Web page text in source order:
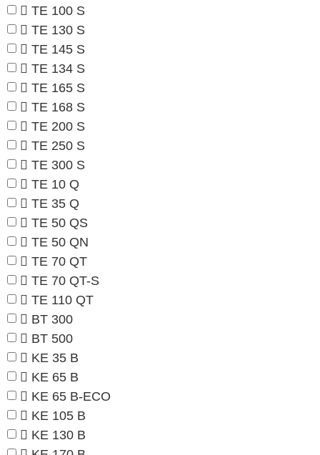
TE 100 S
TE 130 S
TE 145 S
TE 134 S
TE 165 S
TE 168 S
TE 200 S
TE 250 S
TE 300 S
TE 10 Q
TE 35 Q
TE 50 QS
TE 50 QN
TE 70 QT
TE 70 QT-S
TE 110 QT
BT 300
BT 500
KE 35 B
KE 65 B
KE 65 B-ECO
KE 105 B
KE 130 B